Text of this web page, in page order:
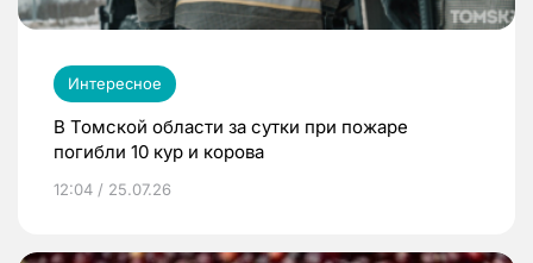
Интересное
В Томской области за сутки при пожаре
погибли 10 кур и корова
12:04 / 25.07.26